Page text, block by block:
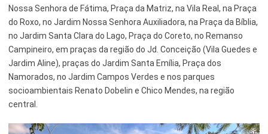
Nossa Senhora de Fátima, Praça da Matriz, na Vila Real, na Praça
do Roxo, no Jardim Nossa Senhora Auxiliadora, na Praça da Bíblia,
no Jardim Santa Clara do Lago, Praça do Coreto, no Remanso
Campineiro, em praças da região do Jd. Conceição (Vila Guedes e
Jardim Aline), praças do Jardim Santa Emília, Praça dos
Namorados, no Jardim Campos Verdes e nos parques
socioambientais Renato Dobelin e Chico Mendes, na região
central.